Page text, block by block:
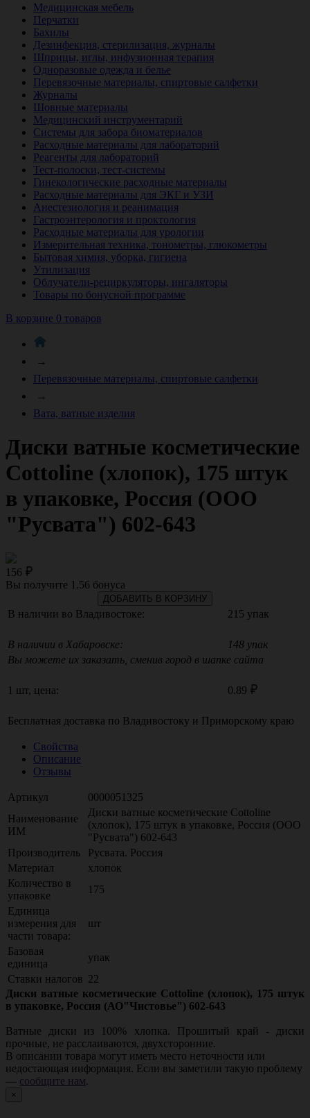
Медицинская мебель
Перчатки
Бахилы
Дезинфекция, стерилизация, журналы
Шприцы, иглы, инфузионная терапия
Одноразовые одежда и белье
Перевязочные материалы, спиртовые салфетки
Журналы
Шовные материалы
Медицинский инструментарий
Системы для забора биоматериалов
Расходные материалы для лабораторий
Реагенты для лабораторий
Тест-полоски, тест-системы
Гинекологические расходные материалы
Расходные материалы для ЭКГ и УЗИ
Анестезиология и реанимация
Гастроэнтерология и проктология
Расходные материалы для урологии
Измерительная техника, тонометры, глюкометры
Бытовая химия, уборка, гигиена
Утилизация
Облучатели-рециркуляторы, ингаляторы
Товары по бонусной программе
В корзине 0 товаров
→
Перевязочные материалы, спиртовые салфетки
→
Вата, ватные изделия
Диски ватные косметические
Cottoline (хлопок), 175 штук
в упаковке, Россия (ООО
"Русвата") 602-643
156
Вы получите 1.56 бонуса
ДОБАВИТЬ В КОРЗИНУ
В наличии во Владивостоке: 215 упак
В наличии в Хабаровске:
148 упак
Вы можете их заказать, сменив город в шапке сайта
1 шт, цена: 0.89
Бесплатная доставка по Владивостоку и Приморскому краю
Свойства
Описание
Отзывы
Артикул
0000051325
Наименование
ИМ
Диски ватные косметические Cottoline
(хлопок), 175 штук в упаковке, Россия (ООО
"Русвата") 602-643
Производитель
Русвата. Россия
Материал
хлопок
Количество в
упаковке
175
Единица
измерения для
части товара:
шт
Базовая
единица
упак
Ставки налогов 22
Диски ватные косметические Cottoline (хлопок), 175 штук
в упаковке, Россия (АО"Чистовье") 602-643
Ватные диски из 100% хлопка. Прошитый край - диски
прочные, не расслаиваются, двухсторонние.
В описании товара могут иметь место неточности или
недостающая информация. Если вы заметили такую проблему
— сообщите нам.
×